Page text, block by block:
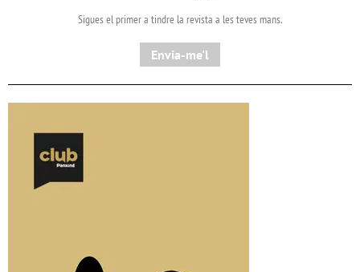
Sigues el primer a tindre la revista a les teves mans.
Envia-me'l